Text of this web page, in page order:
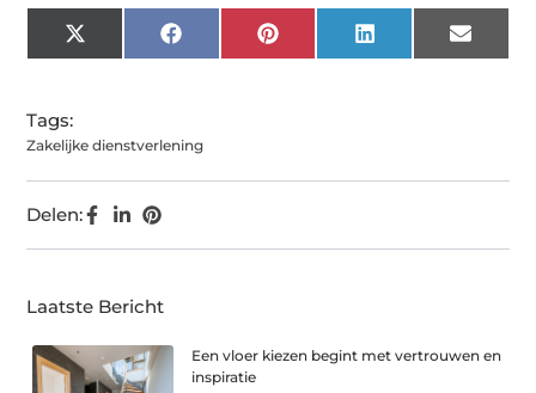
X
(Twitter)
FacebookPinterest LinkedIn Email
Tags:
Zakelijke dienstverlening
Delen:
Laatste Bericht
Een vloer kiezen begint met vertrouwen en
inspiratie